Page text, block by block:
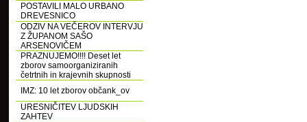
POSTAVILI MALO URBANO
DREVESNICO
ODZIV NA VEČEROV INTERVJU
Z ŽUPANOM SAŠO
ARSENOVIČEM
PRAZNUJEMO!!!! Deset let
zborov samoorganiziranih
četrtnih in krajevnih skupnosti
IMZ: 10 let zborov občank_ov
URESNIČITEV LJUDSKIH
ZAHTEV